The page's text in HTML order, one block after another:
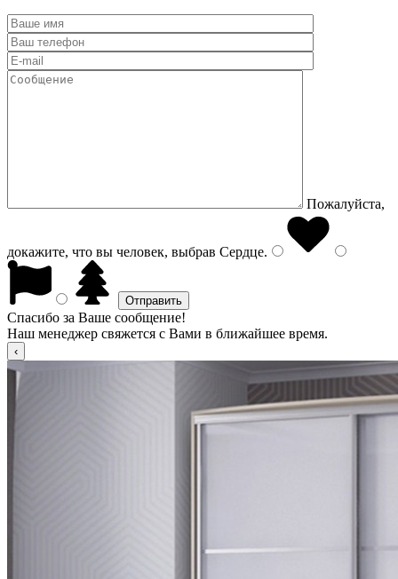
Пожалуйста,
докажите, что вы человек, выбрав Сердце.
Спасибо за Ваше сообщение!
Наш менеджер свяжется с Вами в ближайшее время.